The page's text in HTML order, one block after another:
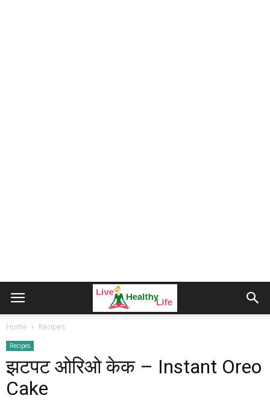
Home Recipes
Recipes
झटपट ओरिओ केक – Instant Oreo
Cake